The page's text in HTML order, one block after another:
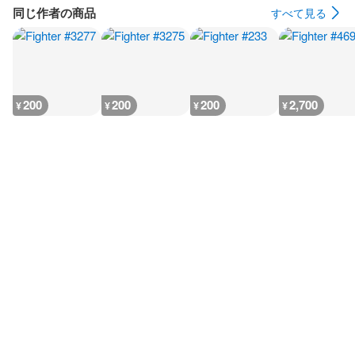
同じ作者の商品 すべて見る
¥200 ¥200 ¥200 ¥2,700